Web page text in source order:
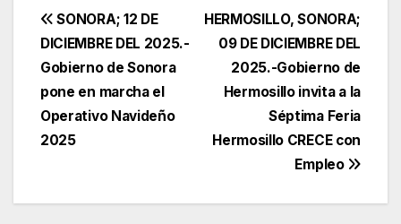
Navegación
de
entradas
HERMOSILLO, SONORA;
09 DE DICIEMBRE DEL
2025.-Gobierno de
Hermosillo invita a la
Séptima Feria
Hermosillo CRECE con
Empleo
SONORA; 12 DE
DICIEMBRE DEL 2025.-
Gobierno de Sonora
pone en marcha el
Operativo Navideño
2025